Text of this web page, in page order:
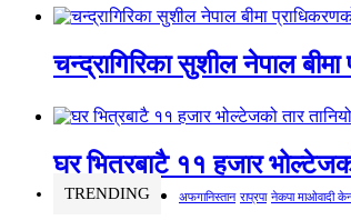
चन्द्रागिरिका सुशील नेपाल
घर भित्रबाटै ११ हजार
TRENDING अफगानिस्तान राप्रपा नेकपा माओवादी